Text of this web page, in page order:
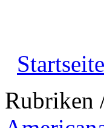
Rubriken